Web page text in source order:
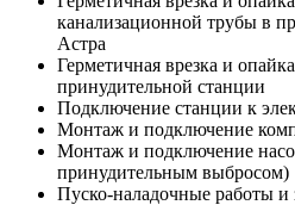
канализационной трубы в
Астра
Герметичная врезка и
принудительной станции
Подключение станции к
Монтаж и подключение
Монтаж и подключение
принудительным выбросом)
Пуско-наладочные работы и